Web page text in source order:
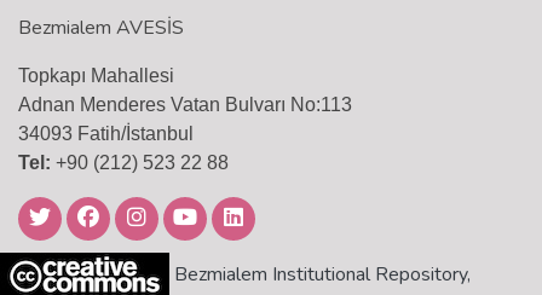
Bezmialem AVESİS
Topkapı Mahallesi
Adnan Menderes Vatan Bulvarı No:113
34093 Fatih/İstanbul
Tel: +90 (212) 523 22 88
Bezmialem Institutional Repository,